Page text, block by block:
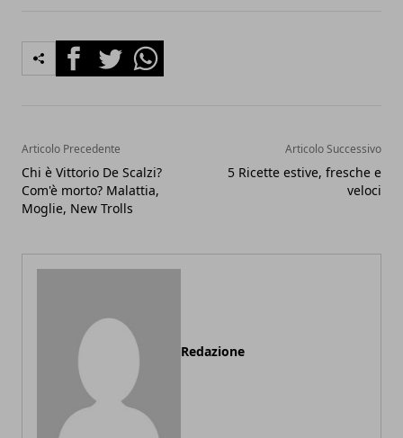
FacebookTwitterWhatsapp
Articolo Precedente
Chi è Vittorio De Scalzi?
Com'è morto? Malattia,
Moglie, New Trolls
Articolo Successivo
5 Ricette estive, fresche e
veloci
Redazione